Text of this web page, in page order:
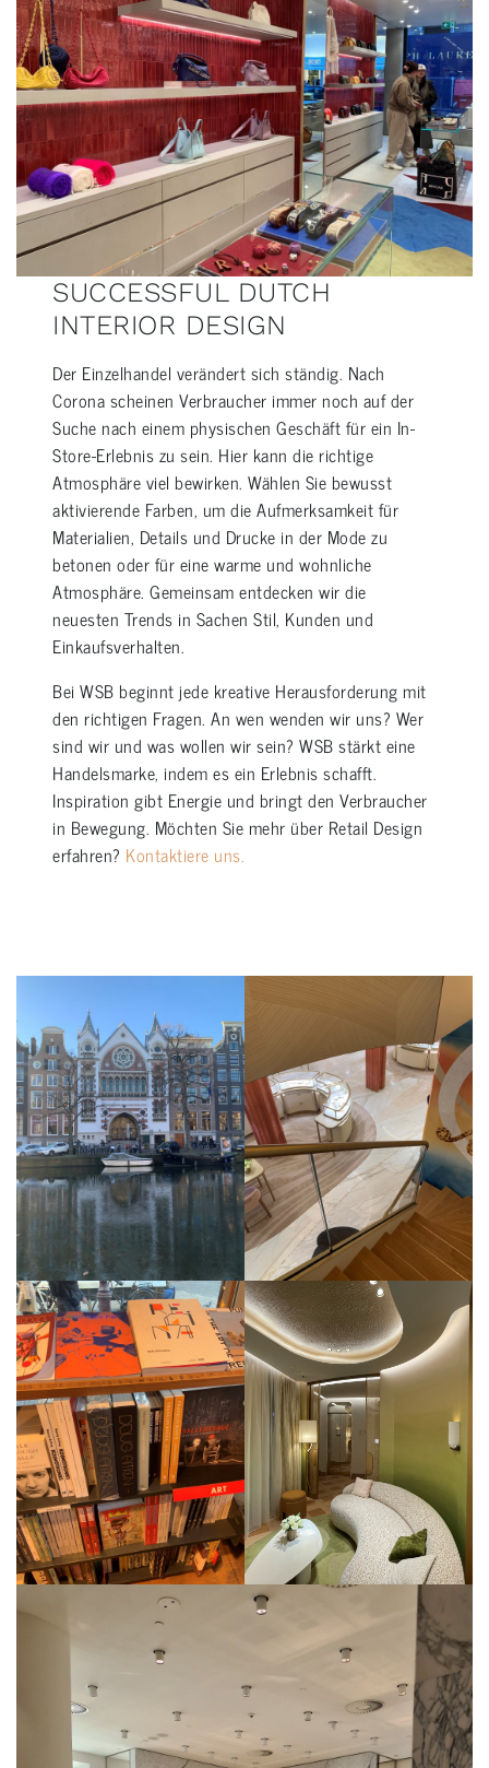
SUCCESSFUL DUTCH
INTERIOR DESIGN
Der Einzelhandel verändert sich ständig. Nach
Corona scheinen Verbraucher immer noch auf der
Suche nach einem physischen Geschäft für ein In-
Store-Erlebnis zu sein. Hier kann die richtige
Atmosphäre viel bewirken. Wählen Sie bewusst
aktivierende Farben, um die Aufmerksamkeit für
Materialien, Details und Drucke in der Mode zu
betonen oder für eine warme und wohnliche
Atmosphäre. Gemeinsam entdecken wir die
neuesten Trends in Sachen Stil, Kunden und
Einkaufsverhalten.
Bei WSB beginnt jede kreative Herausforderung mit
den richtigen Fragen. An wen wenden wir uns? Wer
sind wir und was wollen wir sein? WSB stärkt eine
Handelsmarke, indem es ein Erlebnis schafft.
Inspiration gibt Energie und bringt den Verbraucher
in Bewegung. Möchten Sie mehr über Retail Design
erfahren? Kontaktiere uns.